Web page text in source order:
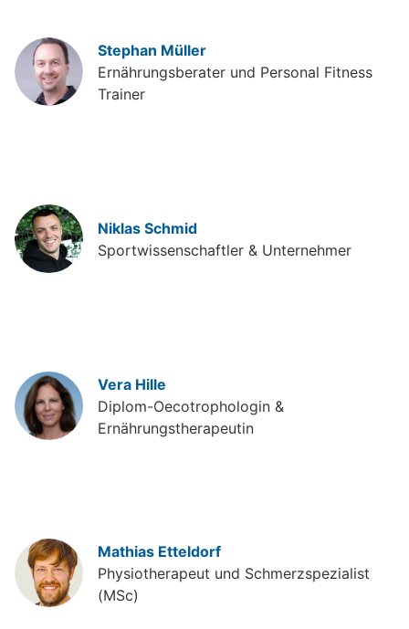
Stephan Müller
Ernährungsberater und Personal Fitness
Trainer
Niklas Schmid
Sportwissenschaftler & Unternehmer
Vera Hille
Diplom-Oecotrophologin &
Ernährungstherapeutin
Mathias Etteldorf
Physiotherapeut und Schmerzspezialist
(MSc)